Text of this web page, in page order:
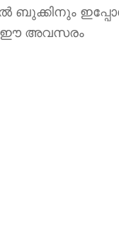
ബുക്കിനും
ഈ അവസരം